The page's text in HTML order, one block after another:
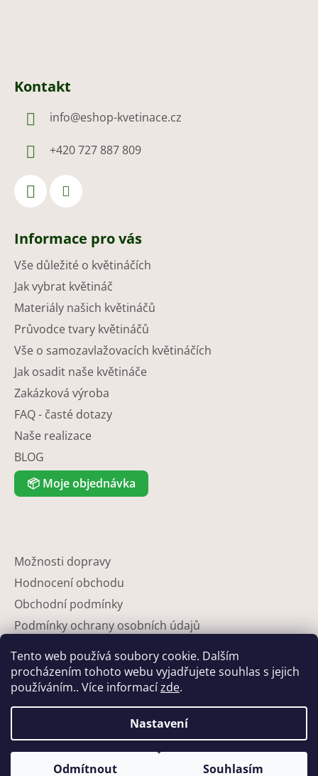
Tento web používá soubory cookie. Dalším
procházením tohoto webu vyjadřujete souhlas s jejich
používáním.. Více informacízde.
Nastavení
Odmítnout Souhlasím
Kontakt
info@eshop-kvetinace.cz
+420 727 887 809
Informace pro vás
Vše důležité o květináčích
Jak vybrat květináč
Materiály našich květináčů
Průvodce tvary květináčů
Vše o samozavlažovacích květináčích
Jak osadit naše květináče
Zakázková výroba
FAQ - časté dotazy
Naše realizace
BLOG
📦 Moje objednávka
Možnosti dopravy
Hodnocení obchodu
Obchodní podmínky
Podmínky ochrany osobních údajů
Partneři
Kontakty